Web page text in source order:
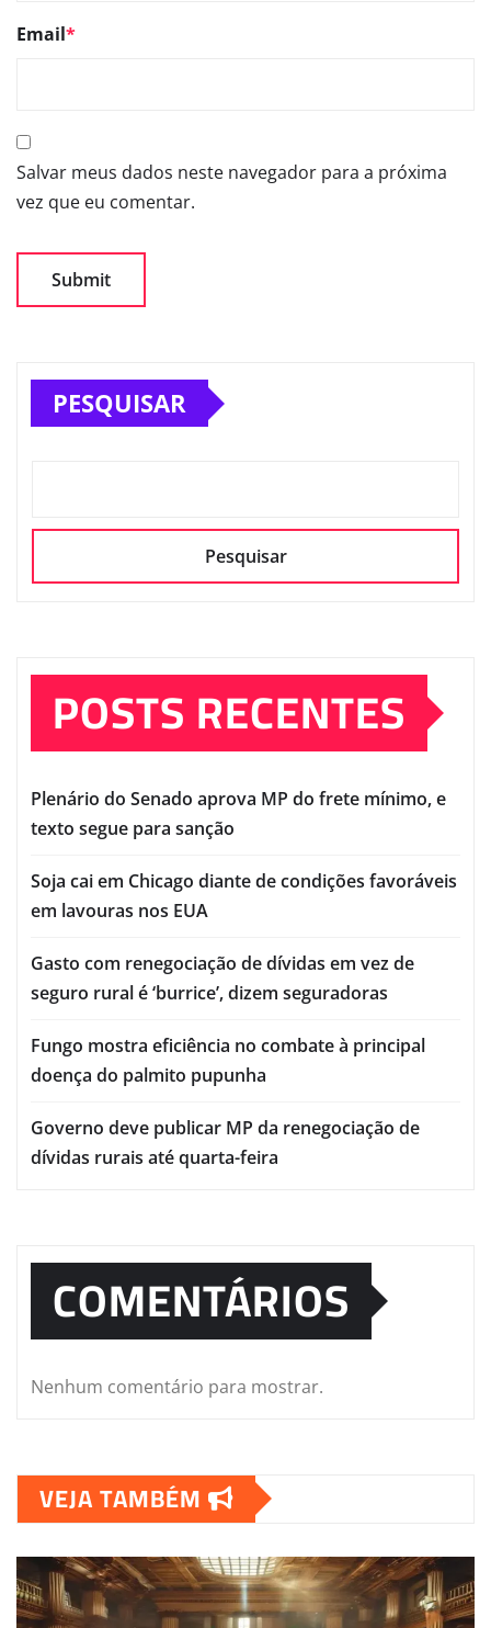
Email*
Salvar meus dados neste navegador para a próxima
vez que eu comentar.
PESQUISAR
Pesquisar
POSTS RECENTES
Plenário do Senado aprova MP do frete mínimo, e
texto segue para sanção
Soja cai em Chicago diante de condições favoráveis
em lavouras nos EUA
Gasto com renegociação de dívidas em vez de
seguro rural é ‘burrice’, dizem seguradoras
Fungo mostra eficiência no combate à principal
doença do palmito pupunha
Governo deve publicar MP da renegociação de
dívidas rurais até quarta-feira
COMENTÁRIOS
Nenhum comentário para mostrar.
VEJA TAMBÉM